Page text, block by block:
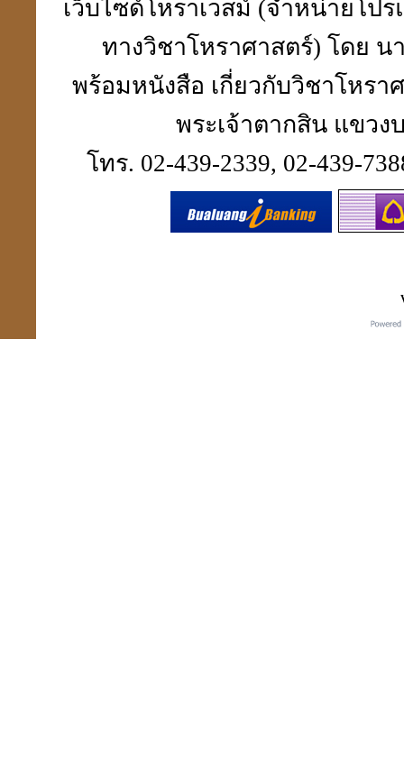
เว็บไซด์โหราเวสม์ (จำหน่ายโป
ทางวิชาโหราศาสตร์) โดย น
พร้อมหนังสือ เกี่ยวกับวิชาโหร
พระเจ้าตากสิน แขวง
โทร. 02-439-2339, 02-439-